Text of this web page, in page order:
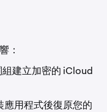
：
建立加密的 iCloud
用程式後復原您的